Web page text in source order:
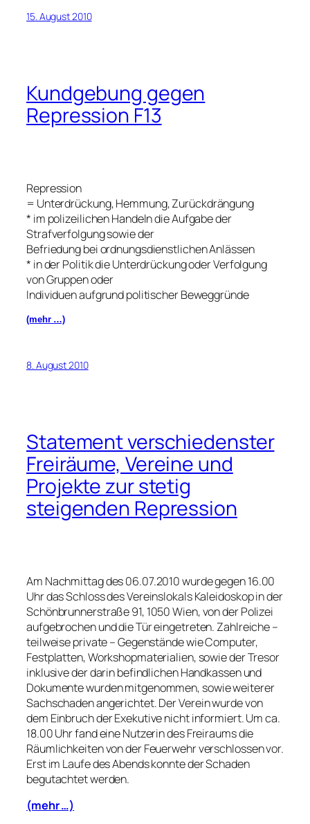
15. August 2010
Kundgebung gegen
Repression F13
Repression
= Unterdrückung, Hemmung, Zurückdrängung
* im polizeilichen Handeln die Aufgabe der
Strafverfolgung sowie der
Befriedung bei ordnungsdienstlichen Anlässen
* in der Politik die Unterdrückung oder Verfolgung
von Gruppen oder
Individuen aufgrund politischer Beweggründe
(mehr …)
8. August 2010
Statement verschiedenster
Freiräume, Vereine und
Projekte zur stetig
steigenden Repression
Am Nachmittag des 06.07.2010 wurde gegen 16.00
Uhr das Schloss des Vereinslokals Kaleidoskop in der
Schönbrunnerstraße 91, 1050 Wien, von der Polizei
aufgebrochen und die Tür eingetreten. Zahlreiche –
teilweise private – Gegenstände wie Computer,
Festplatten, Workshopmaterialien, sowie der Tresor
inklusive der darin befindlichen Handkassen und
Dokumente wurden mitgenommen, sowie weiterer
Sachschaden angerichtet. Der Verein wurde von
dem Einbruch der Exekutive nicht informiert. Um ca.
18.00 Uhr fand eine Nutzerin des Freiraums die
Räumlichkeiten von der Feuerwehr verschlossen vor.
Erst im Laufe des Abends konnte der Schaden
begutachtet werden.
(mehr …)